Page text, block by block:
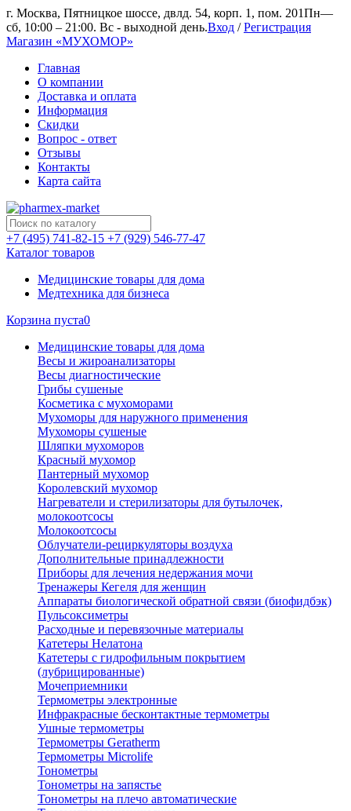
г. Москва, Пятницкое шоссе, двлд. 54, корп. 1, пом. 201Пн—
сб, 10:00 – 21:00. Вс - выходной день.Вход /Регистрация
Магазин «МУХОМОР»
Главная
О компании
Доставка и оплата
Информация
Скидки
Вопрос - ответ
Отзывы
Контакты
Карта сайта
+7 (495) 741-82-15 +7 (929) 546-77-47
Каталог товаров
Медицинские товары для дома
Медтехника для бизнеса
Корзина пуста0
Медицинские товары для дома
Весы и жироанализаторы
Весы диагностические
Грибы сушеные
Косметика с мухоморами
Мухоморы для наружного применения
Мухоморы сушеные
Шляпки мухоморов
Красный мухомор
Пантерный мухомор
Королевский мухомор
Нагреватели и стерилизаторы для бутылочек,
молокоотсосы
Молокоотсосы
Облучатели-рециркуляторы воздуха
Дополнительные принадлежности
Приборы для лечения недержания мочи
Тренажеры Кегеля для женщин
Аппараты биологической обратной связи (биофидбэк)
Пульсоксиметры
Расходные и перевязочные материалы
Катетеры Нелатона
Катетеры с гидрофильным покрытием
(лубрицированные)
Мочеприемники
Термометры электронные
Инфракрасные бесконтактные термометры
Ушные термометры
Термометры Geratherm
Термометры Microlife
Тонометры
Тонометры на запястье
Тонометры на плечо автоматические